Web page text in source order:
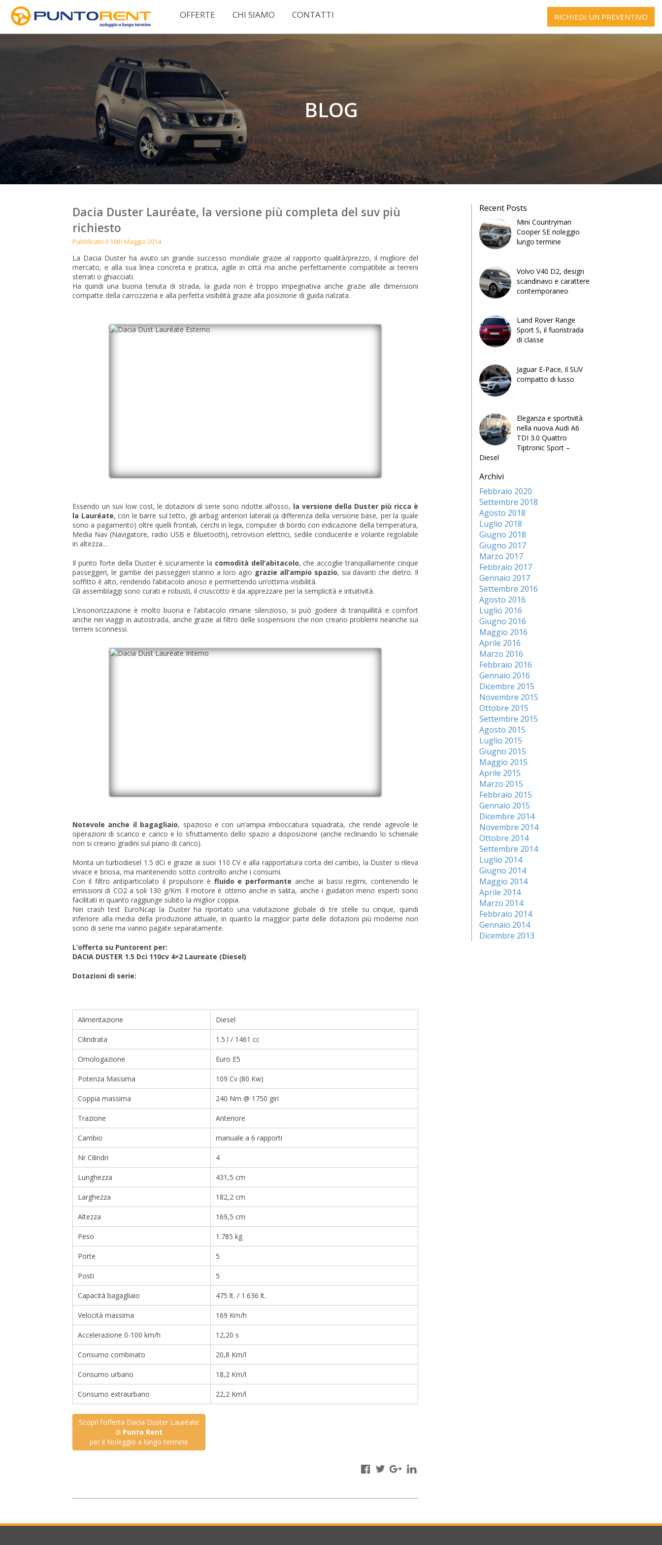
OFFERTE CHI SIAMO CONTATTI RICHIEDI UN PREVENTIVO
BLOG
Dacia Duster Lauréate, la versione più completa del suv più
richiesto
Pubblicato il 16th Maggio 2014
La Dacia Duster ha avuto un grande successo mondiale grazie al rapporto qualità/prezzo, il migliore del
mercato, e alla sua linea concreta e pratica, agile in città ma anche perfettamente compatibile ai terreni
sterrati o ghiacciati.
Ha quindi una buona tenuta di strada, la guida non è troppo impegnativa anche grazie alle dimensioni
compatte della carrozzeria e alla perfetta visibilità grazie alla posizione di guida rialzata.
Essendo un suv low cost, le dotazioni di serie sono ridotte all’osso, la versione della Duster più ricca è
la Lauréate, con le barre sul tetto, gli airbag anteriori laterali (a differenza della versione base, per la quale
sono a pagamento) oltre quelli frontali, cerchi in lega, computer di bordo con indicazione della temperatura,
Media Nav (Navigatore, radio USB e Bluetooth), retrovisori elettrici, sedile conducente e volante regolabile
in altezza…
Il punto forte della Duster è sicuramente la comodità dell’abitacolo, che accoglie tranquillamente cinque
passeggeri, le gambe dei passeggeri stanno a loro agio grazie all’ampio spazio, sia davanti che dietro. Il
soffitto è alto, rendendo l’abitacolo arioso e permettendo un’ottima visibilità.
Gli assemblaggi sono curati e robusti, il cruscotto è da apprezzare per la semplicità e intuitività.
L’insonorizzazione è molto buona e l’abitacolo rimane silenzioso, si può godere di tranquillità e comfort
anche nei viaggi in autostrada, anche grazie al filtro delle sospensioni che non creano problemi neanche sui
terreni sconnessi.
Notevole anche il bagagliaio, spazioso e con un’ampia imboccatura squadrata, che rende agevole le
operazioni di scarico e carico e lo sfruttamento dello spazio a disposizione (anche reclinando lo schienale
non si creano gradini sul piano di carico).
Monta un turbodiesel 1.5 dCi e grazie ai suoi 110 CV e alla rapportatura corta del cambio, la Duster si rileva
vivace e briosa, ma mantenendo sotto controllo anche i consumi.
Con il filtro antiparticolato il propulsore è fluido e performante anche ai bassi regimi, contenendo le
emissioni di CO2 a soli 130 g/Km. Il motore è ottimo anche in salita, anche i guidatori meno esperti sono
facilitati in quanto raggiunge subito la miglior coppia.
Nei crash test EuroNcap la Duster ha riportato una valutazione globale di tre stelle su cinque, quindi
inferiore alla media della produzione attuale, in quanto la maggior parte delle dotazioni più moderne non
sono di serie ma vanno pagate separatamente.
L’offerta su Puntorent per:
DACIA DUSTER 1.5 Dci 110cv 4×2 Laureate (Diesel)
Dotazioni di serie:
Alimentazione Diesel
Cilindrata 1.5 l / 1461 cc
Omologazione Euro E5
Potenza Massima 109 Cv (80 Kw)
Coppia massima 240 Nm @ 1750 giri
Trazione Anteriore
Cambio manuale a 6 rapporti
Nr Cilindri 4
Lunghezza 431,5 cm
Larghezza 182,2 cm
Altezza 169,5 cm
Peso 1.785 kg
Porte 5
Posti 5
Capacità bagagliaio 475 lt. / 1.636 lt.
Velocità massima 169 Km/h
Accelerazione 0-100 km/h 12,20 s
Consumo combinato 20,8 Km/l
Consumo urbano 18,2 Km/l
Consumo extraurbano 22,2 Km/l
Scopri l’offerta Dacia Duster Lauréate
di Punto Rent
per il Noleggio a lungo termine
Recent Posts
Mini Countryman
Cooper SE noleggio
lungo termine
Volvo V40 D2, design
scandinavo e carattere
contemporaneo
Land Rover Range
Sport S, il fuoristrada
di classe
Jaguar E-Pace, il SUV
compatto di lusso
Eleganza e sportività
nella nuova Audi A6
TDI 3.0 Quattro
Tiptronic Sport –
Diesel
Archivi
Febbraio 2020
Settembre 2018
Agosto 2018
Luglio 2018
Giugno 2018
Giugno 2017
Marzo 2017
Febbraio 2017
Gennaio 2017
Settembre 2016
Agosto 2016
Luglio 2016
Giugno 2016
Maggio 2016
Aprile 2016
Marzo 2016
Febbraio 2016
Gennaio 2016
Dicembre 2015
Novembre 2015
Ottobre 2015
Settembre 2015
Agosto 2015
Luglio 2015
Giugno 2015
Maggio 2015
Aprile 2015
Marzo 2015
Febbraio 2015
Gennaio 2015
Dicembre 2014
Novembre 2014
Ottobre 2014
Settembre 2014
Luglio 2014
Giugno 2014
Maggio 2014
Aprile 2014
Marzo 2014
Febbraio 2014
Gennaio 2014
Dicembre 2013